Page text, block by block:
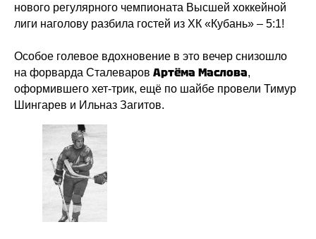
нового регулярного чемпионата Высшей хоккейной
лиги наголову разбила гостей из ХК «Кубань» – 5:1!
Особое голевое вдохновение в это вечер снизошло
на форварда Сталеваров Артёма Маслова,
оформившего хет-трик, ещё по шайбе провели Тимур
Шингарев и Ильназ Загитов.